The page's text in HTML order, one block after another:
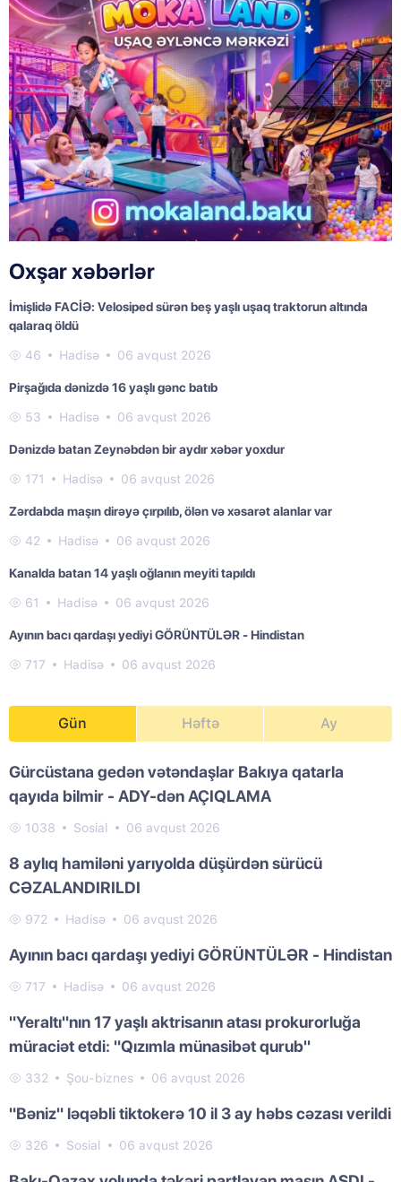
Oxşar xəbərlər
İmişlidə FACİƏ: Velosiped sürən beş yaşlı uşaq traktorun altında
qalaraq öldü
46 Hadisə 06 avqust 2026
Pirşağıda dənizdə 16 yaşlı gənc batıb
53 Hadisə 06 avqust 2026
Dənizdə batan Zeynəbdən bir aydır xəbər yoxdur
171 Hadisə 06 avqust 2026
Zərdabda maşın dirəyə çırpılıb, ölən və xəsarət alanlar var
42 Hadisə 06 avqust 2026
Kanalda batan 14 yaşlı oğlanın meyiti tapıldı
61 Hadisə 06 avqust 2026
Ayının bacı qardaşı yediyi GÖRÜNTÜLƏR - Hindistan
717 Hadisə 06 avqust 2026
Gün Həftə Ay
Gürcüstana gedən vətəndaşlar Bakıya qatarla
qayıda bilmir - ADY-dən AÇIQLAMA
1038 Sosial 06 avqust 2026
8 aylıq hamiləni yarıyolda düşürdən sürücü
CƏZALANDIRILDI
972 Hadisə 06 avqust 2026
Ayının bacı qardaşı yediyi GÖRÜNTÜLƏR - Hindistan
717 Hadisə 06 avqust 2026
"Yeraltı"nın 17 yaşlı aktrisanın atası prokurorluğa
müraciət etdi: "Qızımla münasibət qurub"
332 Şou-biznes 06 avqust 2026
"Bəniz" ləqəbli tiktokerə 10 il 3 ay həbs cəzası verildi
326 Sosial 06 avqust 2026